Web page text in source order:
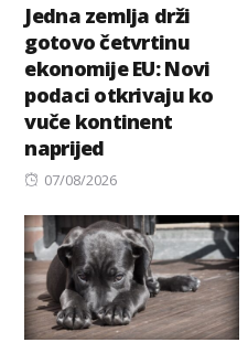
Jedna zemlja drži
gotovo četvrtinu
ekonomije EU: Novi
podaci otkrivaju ko
vuče kontinent
naprijed
Posted
07/08/2026